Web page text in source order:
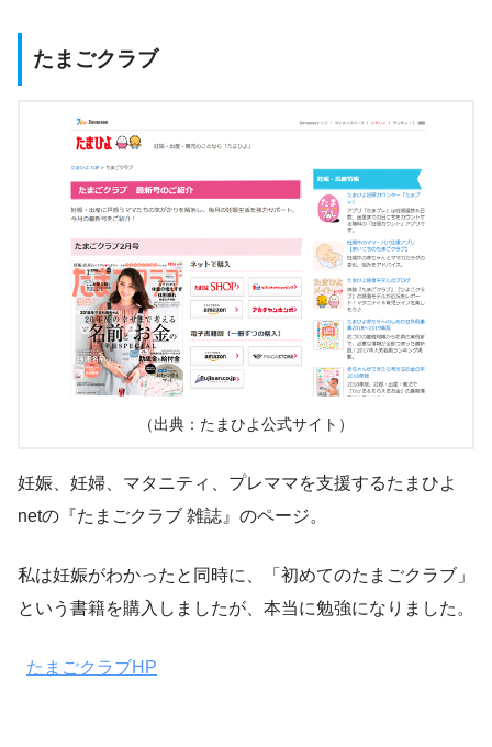
たまごクラブ
（出典：たまひよ公式サイト）
妊娠、妊婦、マタニティ、プレママを支援するたまひよ
netの『たまごクラブ 雑誌』のページ。
私は妊娠がわかったと同時に、「初めてのたまごクラブ 」
という書籍を購入しましたが、本当に勉強になりました。
たまごクラブHP